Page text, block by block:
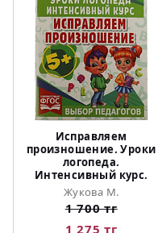
Исправляем
произношение. Уроки
логопеда.
Интенсивный курс.
Жукова М.
1 700 тг
1 275 тг